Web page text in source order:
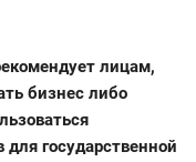
лицам,
бизнес либо
государственной